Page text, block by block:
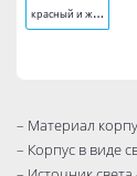
к
расный и желтый
– Материал
– Корпус в виде